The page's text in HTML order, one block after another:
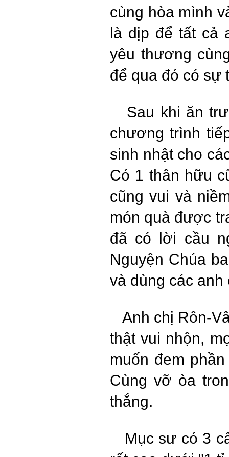
cùng hòa mình
là dịp để tất cả
yêu thương
để qua đó có sự
Sau khi ăn
chương trình
sinh nhật cho
Có 1 thân hữu
cũng vui và
món quà được
đã có lời cầu
Nguyện Chúa
và dùng các
Anh chị Rôn-
thật vui nhộn,
muốn đem
Cùng vỡ òa
thắng.
Mục sư có 3